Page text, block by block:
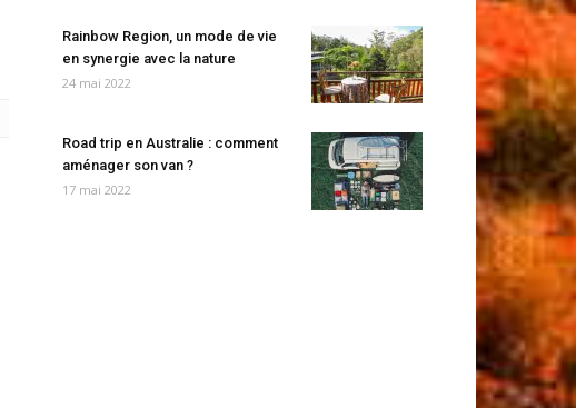
Rainbow Region, un mode de vie
en synergie avec la nature
24 mai 2022
Road trip en Australie : comment
aménager son van ?
17 mai 2022